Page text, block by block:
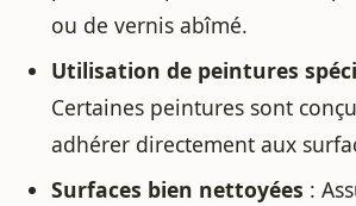
ou de vernis abîmé.
Utilisation de peintures
Certaines peintures sont
adhérer directement aux
Surfaces bien nettoyées :